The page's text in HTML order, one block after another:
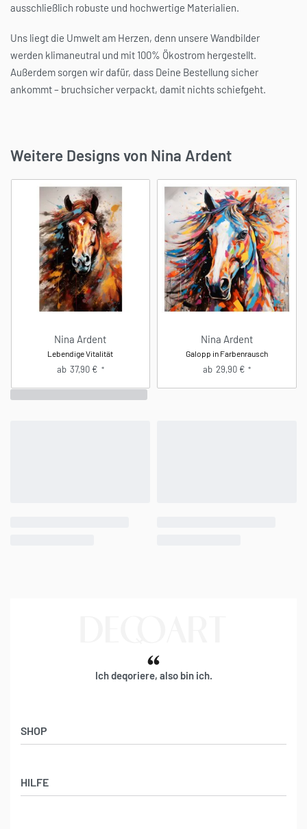
ausschließlich robuste und hochwertige Materialien.
Uns liegt die Umwelt am Herzen, denn unsere Wandbilder
werden klimaneutral und mit 100% Ökostrom hergestellt.
Außerdem sorgen wir dafür, dass Deine Bestellung sicher
ankommt – bruchsicher verpackt, damit nichts schiefgeht.
Weitere Designs von Nina Ardent
Nina Ardent
Lebendige Vitalität
ab 37,90 € *
Nina Ardent
Galopp in Farbenrausch
ab 29,90 € *
Ich deqoriere, also bin ich.
SHOP
Bilderwände
HILFE